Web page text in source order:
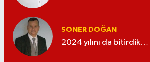
SONER DOĞAN
2024 yılını da bitirdik…